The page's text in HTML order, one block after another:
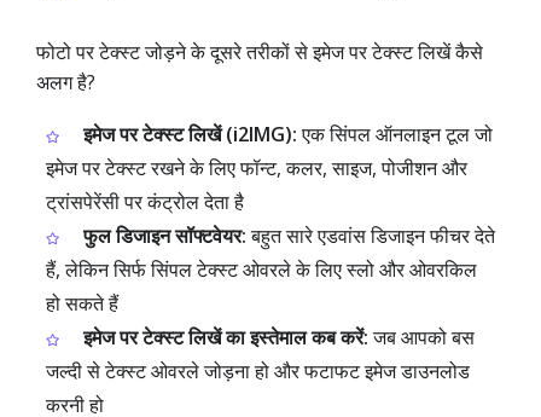
फोटो पर टेक्स्ट जोड़ने के दूसरे तरीकों से इमेज पर टेक्स्ट लिखें कैसे
अलग है?
इमेज पर टेक्स्ट लिखें (i2IMG):एक सिंपल ऑनलाइन टूल जो
इमेज पर टेक्स्ट रखने के लिए फॉन्ट, कलर, साइज, पोजीशन और
ट्रांसपेरेंसी पर कंट्रोल देता है
फुल डिजाइन सॉफ्टवेयर:बहुत सारे एडवांस डिजाइन फीचर देते
हैं, लेकिन सिर्फ सिंपल टेक्स्ट ओवरले के लिए स्लो और ओवरकिल
हो सकते हैं
इमेज पर टेक्स्ट लिखें का इस्तेमाल कब करें:जब आपको बस
जल्दी से टेक्स्ट ओवरले जोड़ना हो और फटाफट इमेज डाउनलोड
करनी हो